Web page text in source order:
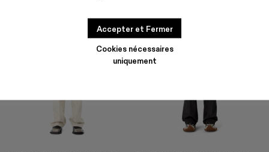
Cookies nécessaires
uniquement
Accepter et Fermer